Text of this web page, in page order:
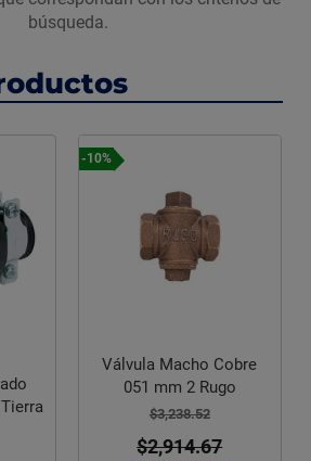
búsqueda.
-10%
Válvula Macho Cobre
051 mm 2 Rugo
$3,238.52
$2,914.67